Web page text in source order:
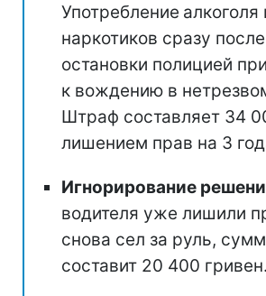
Употребление алкоголя
наркотиков сразу
остановки полицией
к вождению в
Штраф составляет 34
лишением прав на 3
Игнорирование
водителя уже лишили
снова сел за руль,
составит 20 400 гривен.